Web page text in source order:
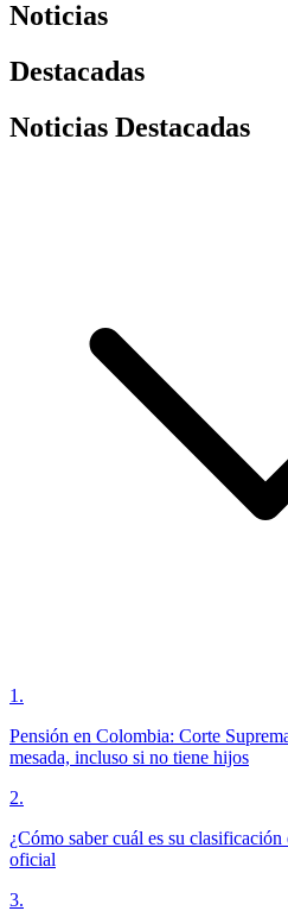
Noticias
Destacadas
Noticias Destacadas
1 .
Pensión en Colombia: Corte
mesada, incluso si no tiene hijos
2.
¿Cómo saber cuál es su
oficial
3.